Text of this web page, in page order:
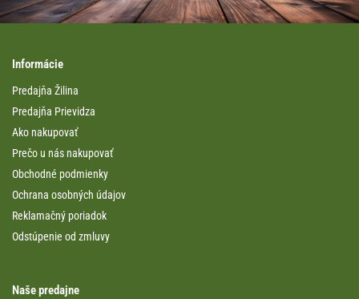
Informácie
Predajňa Žilina
Predajňa Prievidza
Ako nakupovať
Prečo u nás nakupovať
Obchodné podmienky
Ochrana osobných údajov
Reklamačný poriadok
Odstúpenie od zmluvy
Naše predajne